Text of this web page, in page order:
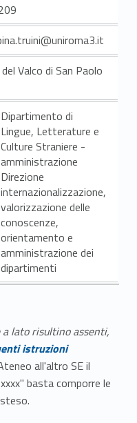
Valco di San Paolo
Dipartimento di
Lingue, Letterature e
Culture Straniere -
amministrazione
Direzione
internazionalizzazione,
valorizzazione delle
conoscenze,
orientamento e
amministrazione dei
dipartimenti
lato risultino assenti,
istruzioni
all'altro SE il
basta comporre le